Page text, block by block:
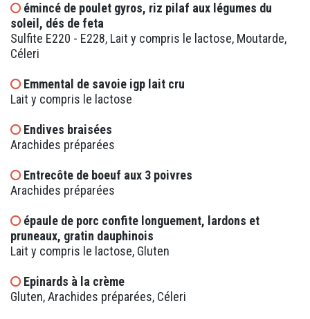
émincé de poulet gyros, riz pilaf aux légumes du
soleil, dés de feta
Sulfite E220 - E228, Lait y compris le lactose, Moutarde,
Céleri
Emmental de savoie igp lait cru
Lait y compris le lactose
Endives braisées
Arachides préparées
Entrecôte de boeuf aux 3 poivres
Arachides préparées
épaule de porc confite longuement, lardons et
pruneaux, gratin dauphinois
Lait y compris le lactose, Gluten
Epinards à la crème
Gluten, Arachides préparées, Céleri